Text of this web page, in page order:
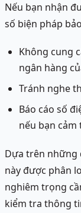
Nếu bạn nhận
số biện pháp
Không cung
ngân hàng
Tránh nghe
Báo cáo số
nếu bạn cảm
Dựa trên những
này được phân
nghiêm trọng
kiểm tra thông